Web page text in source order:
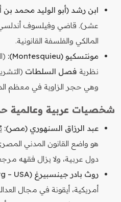
ابن رشد (أبو الوليد محمد
عشر). قاضي وفيلسوف
المالكي والفلسفة القانونية.
مونتسكيو (Montesquieu):
نظرية فصل السلطات
وهي حجر الزاوية في معظم
شخصيات عربية وعالمية
عبد الرزاق السنهوري (مصر):
هو واضع القانون المدني
دول عربية، ولا يزال فقهه
روث بادر جينسبيرغ (Ruth Bader Ginsburg – USA):
أمريكية، أيقونة في مجال